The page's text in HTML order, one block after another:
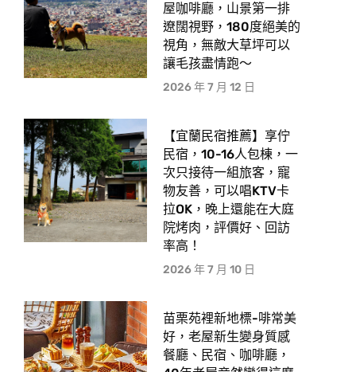
屋咖啡廳，山景第一排
遼闊視野，180度絕美的
視角，無敵大草坪可以
讓毛孩盡情跑〜
2026 年 7 月 12 日
【宜蘭民宿推薦】享佇
民宿，10-16人包棟，一
次只接待一組旅客，寵
物友善，可以唱KTV卡
拉OK，晚上還能在大庭
院烤肉，評價好、回訪
率高！
2026 年 7 月 10 日
苗栗苑裡新地標-啡常美
好，老屋新生變身質感
餐廳、民宿、咖啡廳，